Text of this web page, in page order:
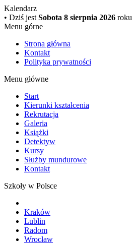
Kalendarz
• Dziś jest Sobota 8 sierpnia 2026 roku
Menu górne
Strona główna
Kontakt
Polityka prywatności
Menu główne
Start
Kierunki kształcenia
Rekrutacja
Galeria
Książki
Detektyw
Kursy
Służby mundurowe
Kontakt
Szkoły w Polsce
Kraków
Lublin
Radom
Wrocław